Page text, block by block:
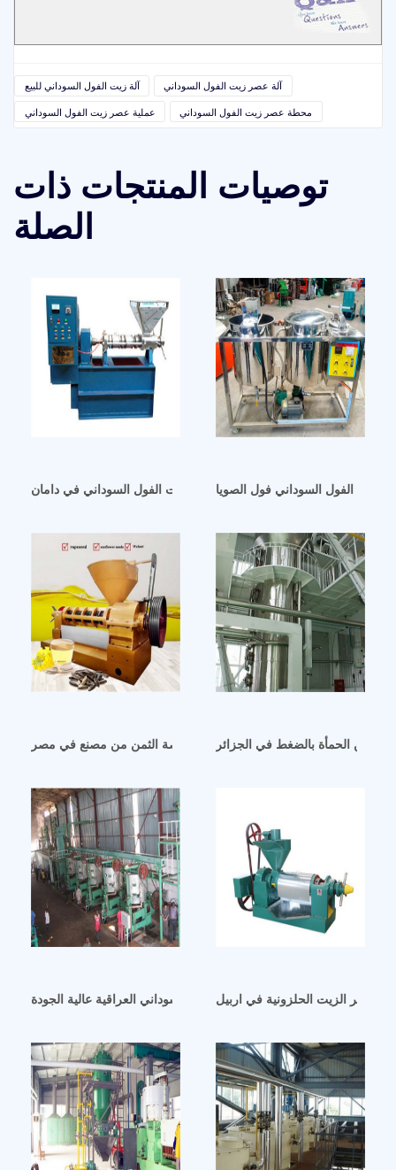
آلة زيت الفول السوداني للبيع
آلة عصر زيت الفول السوداني
عملية عصر زيت الفول السوداني
محطة عصر زيت الفول السوداني
توصيات المنتجات ذات
الصلة
سعر آلة مطحنة زيت الفول السوداني في دامانالفول السوداني فول الصويا
فلترة زيت الفول السوداني الساخنة رخيصة الثمن من مصنع في مصر
من الحمأة بالضغط في الجزائر
آلة عصر زيت الفول السوداني العراقية عالية الجودةعصر الزيت الحلزونية في اربيل